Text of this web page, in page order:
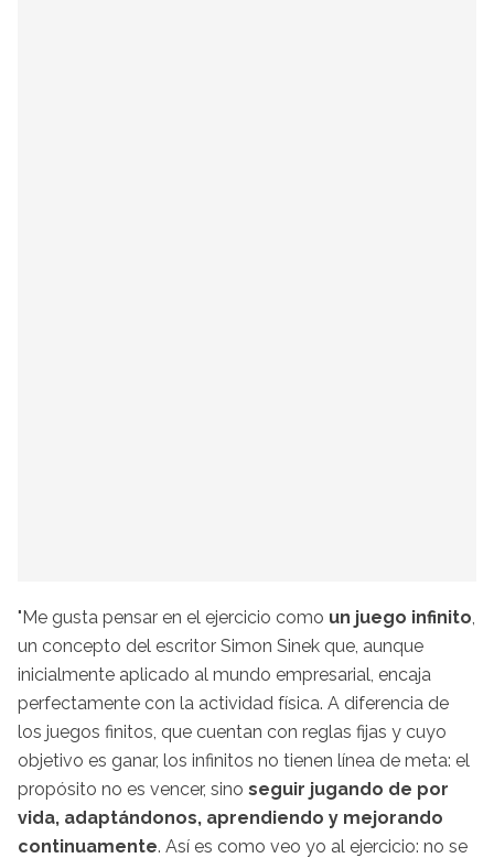
"Me gusta pensar en el ejercicio como un juego infinito,
un concepto del escritor Simon Sinek que, aunque
inicialmente aplicado al mundo empresarial, encaja
perfectamente con la actividad física. A diferencia de
los juegos finitos, que cuentan con reglas fijas y cuyo
objetivo es ganar, los infinitos no tienen línea de meta: el
propósito no es vencer, sino seguir jugando de por
vida, adaptándonos, aprendiendo y mejorando
continuamente. Así es como veo yo al ejercicio: no se